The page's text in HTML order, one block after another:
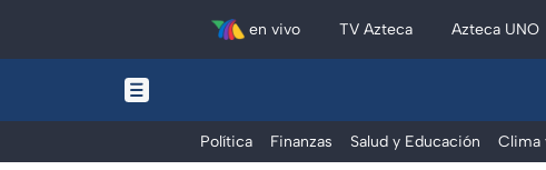
en vivo TV Azteca Azteca UNO
Política Finanzas Salud y Educación Clima